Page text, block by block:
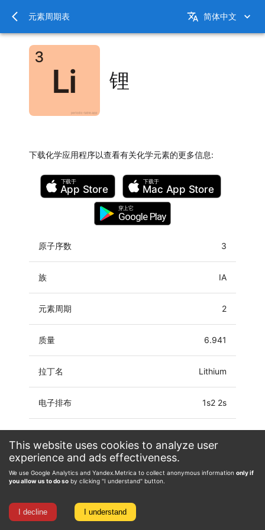
This website uses cookies to analyze user
experience and ads effectiveness.
We use Google Analytics and Yandex.Metrica to collect anonymous information only if
you allow us to do so by clicking "I understand" button.
I decline I understand
元素周期表 简体中文
锂
下载化学应用程序以查看有关化学元素的更多信息:
下载于
App Store
下载于
Mac App Store
穿上它
Google Play
原子序数 3
族 IA
元素周期 2
质量 6.941
拉丁名 Lithium
电子排布 1s2 2s